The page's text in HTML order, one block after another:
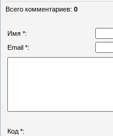
Всего комментариев: 0
Имя *:
Email *:
Код *: